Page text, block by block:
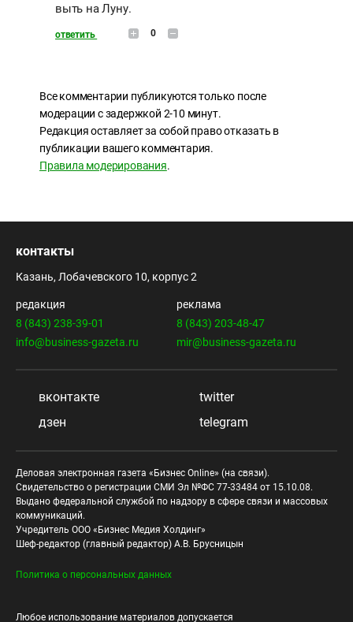
выть на Луну.
ответить 0
Все комментарии публикуются только после
модерации с задержкой 2-10 минут.
Редакция оставляет за собой право отказать в
публикации вашего комментария.
Правила модерирования.
контакты
Казань, Лобачевского 10, корпус 2
редакция
8 (843) 238-39-01
info@business-gazeta.ru
реклама
8 (843) 203-48-47
mir@business-gazeta.ru
вконтакте
twitter
дзен
telegram
Деловая электронная газета «Бизнес Online» (на связи).
Свидетельство о регистрации СМИ Эл №ФС 77-33484 от 15.10.08.
Выдано федеральной службой по надзору в сфере связи и массовых
коммуникаций.
Учредитель ООО «Бизнес Медия Холдинг»
Шеф-редактор (главный редактор) А.В. Брусницын
Политика о персональных данных
Любое использование материалов допускается